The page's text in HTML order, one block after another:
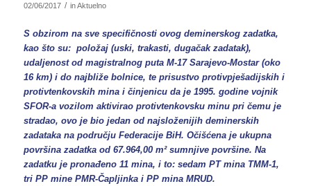
02/06/2017 / inAktuelno
S obzirom na sve specifičnosti ovog deminerskog zadatka,
kao što su: položaj (uski, trakasti, dugačak zadatak),
udaljenost od magistralnog puta M-17 Sarajevo-Mostar (oko
16 km) i do najbliže bolnice, te prisustvo protivpješadijskih i
protivtenkovskih mina i činjenicu da je 1995. godine vojnik
SFOR-a vozilom aktivirao protivtenkovsku minu pri čemu je
stradao, ovo je bio jedan od najsloženijih deminerskih
zadataka na području Federacije BiH. Očišćena je ukupna
površina zadatka od 67.964,00 m² sumnjive površine. Na
zadatku je pronađeno 11 mina, i to: sedam PT mina TMM-1,
tri PP mine PMR-Čapljinka i PP mina MRUD.